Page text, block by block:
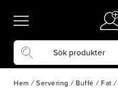
Hem / Servering / Buffé / Fat /